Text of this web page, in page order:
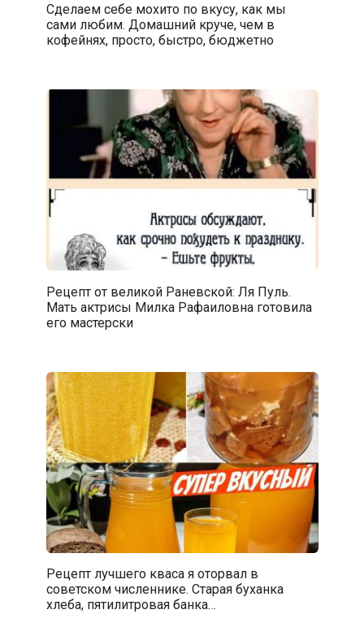
Сделаем себе мохито по вкусу, как мы
сами любим. Домашний круче, чем в
кофейнях, просто, быстро, бюджетно
Рецепт от великой Раневской: Ля Пуль.
Мать актрисы Милка Рафаиловна готовила
его мастерски
Рецепт лучшего кваса я оторвал в
советском численнике. Старая буханка
хлеба, пятилитровая банка…